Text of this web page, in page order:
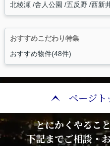
北綾瀬 舎人公園 五反野 西新
おすすめこだわり特集
おすすめ物件(48件)
ページト
とにかくやるこ
下記までご相談・